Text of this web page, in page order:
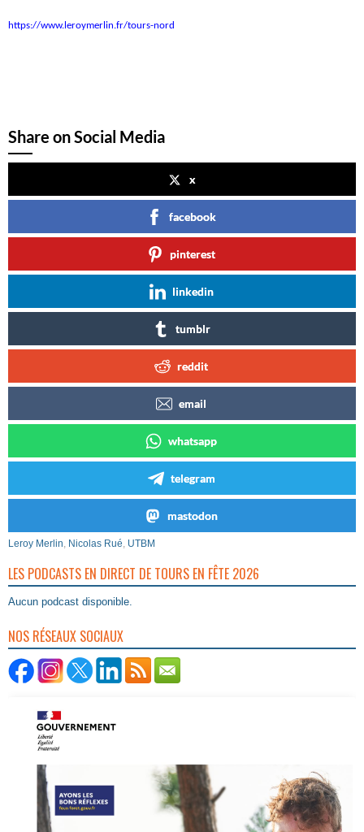
https://www.leroymerlin.fr/tours-nord
Share on Social Media
x
facebook
pinterest
linkedin
tumblr
reddit
email
whatsapp
telegram
mastodon
Leroy Merlin, Nicolas Rué, UTBM
LES PODCASTS EN DIRECT DE TOURS EN FÊTE 2026
Aucun podcast disponible.
NOS RÉSEAUX SOCIAUX